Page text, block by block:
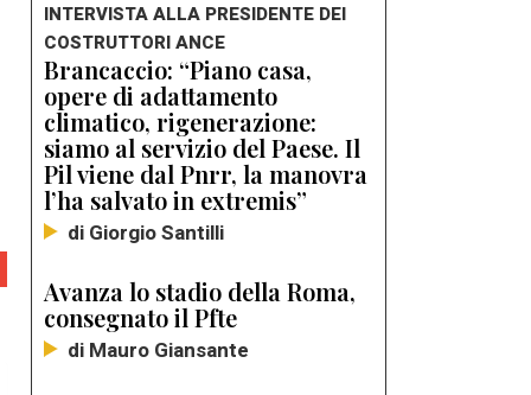
INTERVISTA ALLA PRESIDENTE DEI
COSTRUTTORI ANCE
Brancaccio: “Piano casa,
opere di adattamento
climatico, rigenerazione:
siamo al servizio del Paese. Il
Pil viene dal Pnrr, la manovra
l’ha salvato in extremis”
di Giorgio Santilli
Avanza lo stadio della Roma,
consegnato il Pfte
di Mauro Giansante